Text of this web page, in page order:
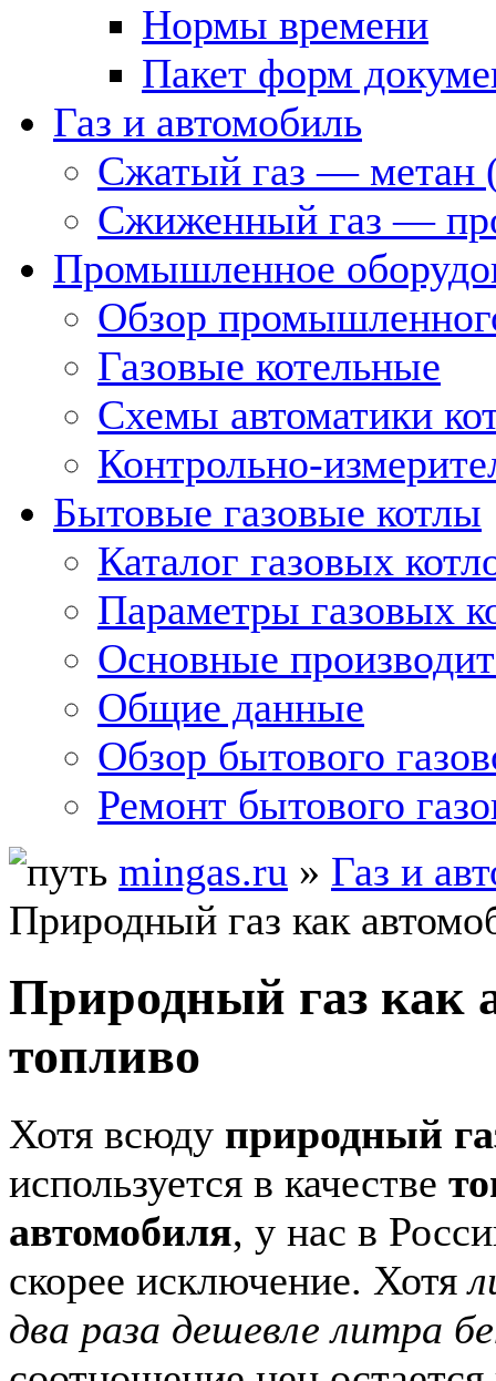
Нормы времени
Пакет форм
Газ и автомобиль
Сжатый газ — метан
Сжиженный газ —
Промышленное
Обзор
Газовые котельные
Схемы автоматики
Контрольно-
Бытовые газовые котлы
Каталог газовых
Параметры газовых
Основные
Общие данные
Обзор бытового
Ремонт бытового
mingas.ru » Газ и
Природный газ как
Природный газ как
топливо
Хотя всюду природный
используется в качестве
автомобиля, у нас в
скорее исключение. Хотя
два раза дешевле литра